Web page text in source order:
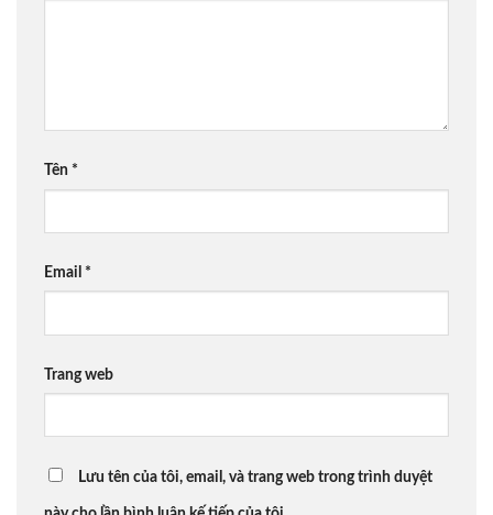
Tên *
Email *
Trang web
Lưu tên của tôi, email, và trang web trong trình duyệt